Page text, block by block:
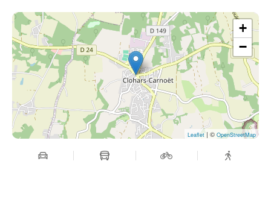
+
−
Leaflet | © OpenStreetMap